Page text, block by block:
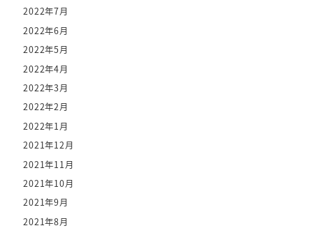
2022年7月
2022年6月
2022年5月
2022年4月
2022年3月
2022年2月
2022年1月
2021年12月
2021年11月
2021年10月
2021年9月
2021年8月